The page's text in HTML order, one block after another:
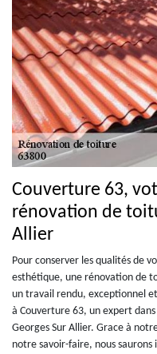
Couverture 63,
rénovation de
Allier
Pour conserver les qualités de
esthétique, une rénovation de
un travail rendu, exceptionnel
à Couverture 63, un expert
Georges Sur Allier. Grace à
notre savoir-faire, nous